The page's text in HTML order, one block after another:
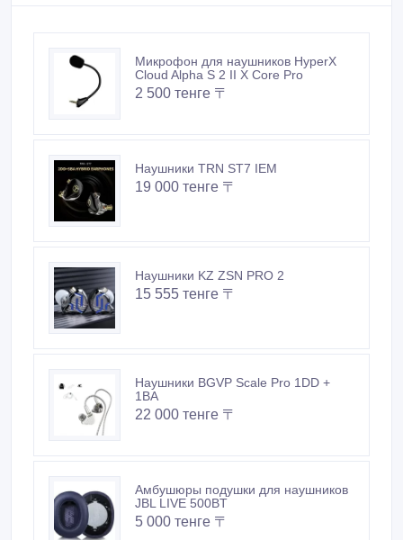
Микрофон для наушников HyperX
Cloud Alpha S 2 II X Core Pro
2 500 тенге 〒
Наушники TRN ST7 IEM
19 000 тенге 〒
Наушники KZ ZSN PRO 2
15 555 тенге 〒
Наушники BGVP Scale Pro 1DD +
1BA
22 000 тенге 〒
Амбушюры подушки для наушников
JBL LIVE 500BT
5 000 тенге 〒